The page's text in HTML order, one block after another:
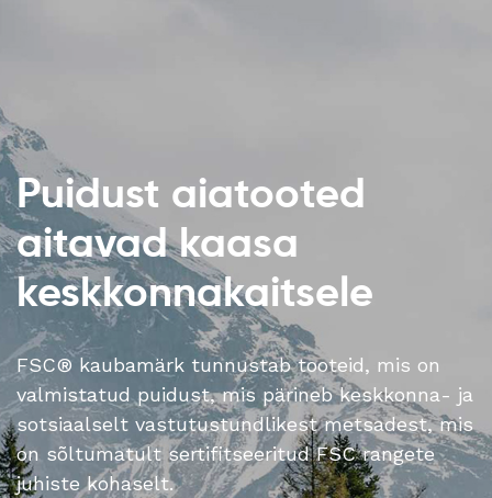
Puidust aiatooted
aitavad kaasa
keskkonnakaitsele
FSC® kaubamärk tunnustab tooteid, mis on
valmistatud puidust, mis pärineb keskkonna- ja
sotsiaalselt vastutustundlikest metsadest, mis
on sõltumatult sertifitseeritud FSC rangete
juhiste kohaselt.